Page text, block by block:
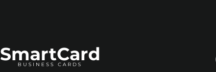
SmartCard
BUSINESS CARDS